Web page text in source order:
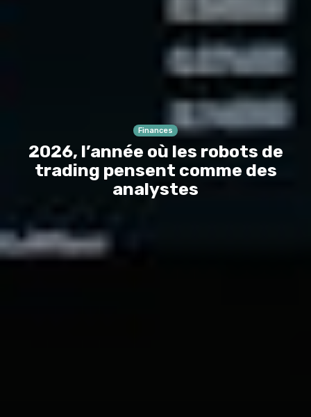
Finances
2026, l’année où les robots de
trading pensent comme des
analystes